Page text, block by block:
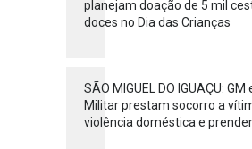
planejam doação de 5 mil
doces no Dia das Crianças
SÃO MIGUEL DO IGUAÇU: GM
Militar prestam socorro a
violência doméstica e